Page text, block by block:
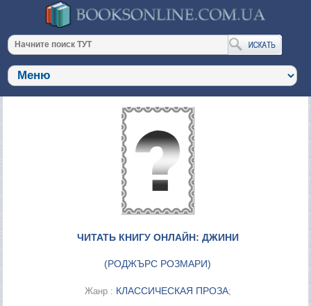
ЧИТАТЬ КНИГУ ОНЛАЙН: ДЖИНИ
(РОДЖЪРС РОЗМАРИ)
Жанр : КЛАССИЧЕСКАЯ ПРОЗА;